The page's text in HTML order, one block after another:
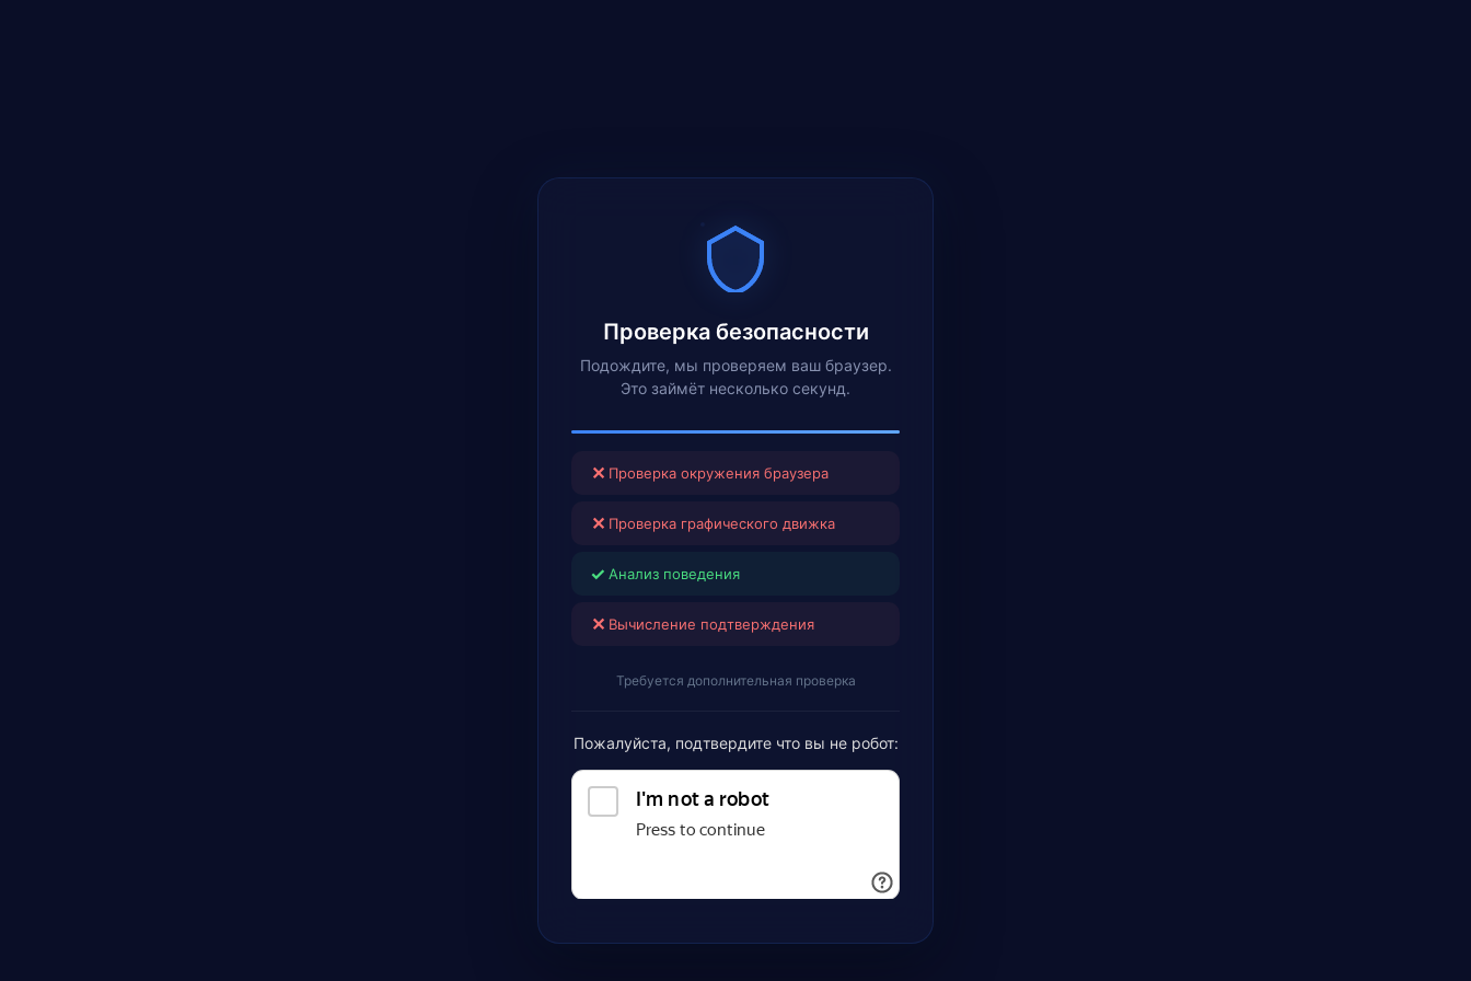
Проверка безопасности
Подождите, мы проверяем ваш браузер.
Это займёт несколько секунд.
✕ Проверка окружения браузера
✕ Проверка графического движка
✓ Анализ поведения
✕ Вычисление подтверждения
Требуется дополнительная проверка
Пожалуйста, подтвердите что вы не робот: